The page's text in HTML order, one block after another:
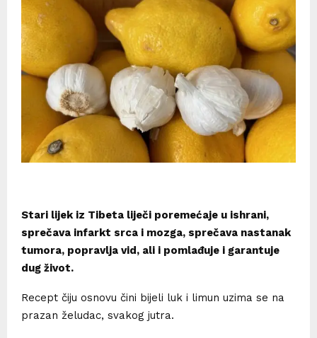
Stari lijek iz Tibeta liječi poremećaje u ishrani,
sprečava infarkt srca i mozga, sprečava nastanak
tumora, popravlja vid, ali i pomlađuje i garantuje
dug život.
Recept čiju osnovu čini bijeli luk i limun uzima se na
prazan želudac, svakog jutra.